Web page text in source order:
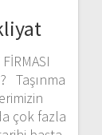
Taşınma
çok fazla